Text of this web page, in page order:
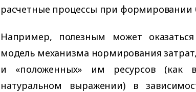
расчетные процессы при формировании
Например, полезным может
модель механизма нормирования
и «положенных» им ресурсов
натуральном выражении) в